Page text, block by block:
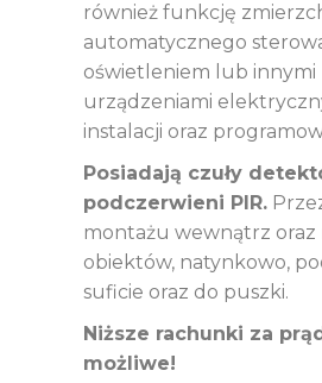
również funkcję
automatycznego
oświetleniem lub innymi
urządzeniami
instalacji oraz
Posiadają czuły
podczerwieni PIR.
montażu wewnątrz oraz
obiektów, natynkowo,
suficie oraz do puszki.
Niższe rachunki za
możliwe!